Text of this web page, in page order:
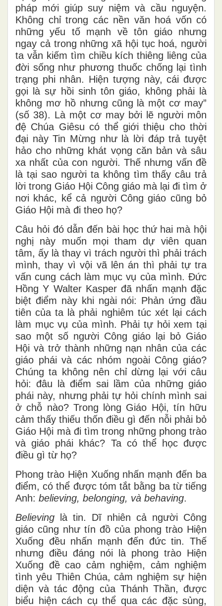
pháp mới giúp suy niệm và cầu nguyện.
Không chỉ trong các nền văn hoá vốn có
những yếu tố mạnh về tôn giáo nhưng
ngay cả trong những xã hội tục hoá, người
ta vẫn kiếm tìm chiều kích thiêng liêng của
đời sống như phương thuốc chống lại tình
trạng phi nhân. Hiện tượng này, cái được
gọi là sự hồi sinh tôn giáo, không phải là
không mơ hồ nhưng cũng là một cơ may”
(số 38). Là một cơ may bởi lẽ người môn
đệ Chúa Giêsu có thể giới thiệu cho thời
đại này Tin Mừng như là lời đáp trả tuyệt
hảo cho những khát vọng căn bản và sâu
xa nhất của con người. Thế nhưng vấn đề
là tại sao người ta không tìm thấy câu trả
lời trong Giáo Hội Công giáo mà lại đi tìm ở
nơi khác, kể cả người Công giáo cũng bỏ
Giáo Hội mà đi theo họ?
Câu hỏi đó dẫn đến bài học thứ hai mà hội
nghị này muốn mọi tham dự viên quan
tâm, ấy là thay vì trách người thì phải trách
mình, thay vì vội vã lên án thì phải tự tra
vấn cung cách làm mục vụ của mình. Đức
Hồng Y Walter Kasper đã nhấn mạnh đặc
biệt điểm này khi ngài nói: Phản ứng đầu
tiên của ta là phải nghiêm túc xét lại cách
làm mục vụ của mình. Phải tự hỏi xem tại
sao một số người Công giáo lại bỏ Giáo
Hội và trở thành những nạn nhân của các
giáo phái và các nhóm ngoài Công giáo?
Chúng ta không nên chỉ dừng lại với câu
hỏi: đâu là điểm sai lầm của những giáo
phái này, nhưng phải tự hỏi chính mình sai
ở chỗ nào? Trong lòng Giáo Hội, tín hữu
cảm thấy thiếu thốn điều gì đến nỗi phải bỏ
Giáo Hội mà đi tìm trong những phong trào
và giáo phái khác? Ta có thể học được
điều gì từ họ?
Phong trào Hiện Xuống nhấn mạnh đến ba
điểm, có thể được tóm tắt bằng ba từ tiếng
Anh: believing, belonging, và behaving.
Believing là tin. Dĩ nhiên cả người Công
giáo cũng như tín đồ của phong trào Hiện
Xuống đều nhấn mạnh đến đức tin. Thế
nhưng điều đáng nói là phong trào Hiện
Xuống đề cao cảm nghiệm, cảm nghiệm
tình yêu Thiên Chúa, cảm nghiệm sự hiện
diện và tác động của Thánh Thần, được
biểu hiện cách cụ thể qua các đặc sủng,